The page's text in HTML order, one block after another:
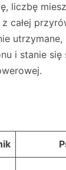
liczbę
całej
i stanie się